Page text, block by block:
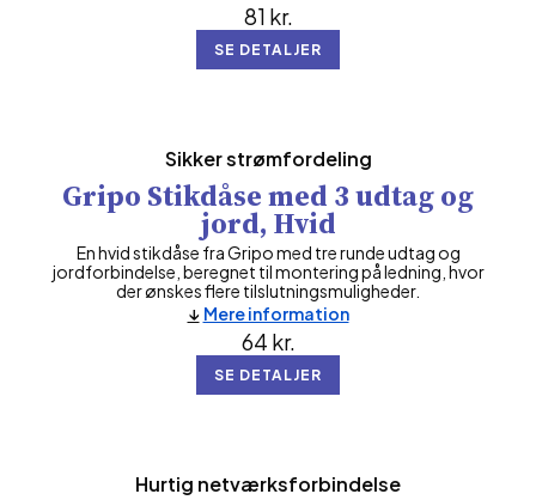
81 kr.
SE DETALJER
Sikker strømfordeling
Gripo Stikdåse med 3 udtag og
jord, Hvid
En hvid stikdåse fra Gripo med tre runde udtag og
jordforbindelse, beregnet til montering på ledning, hvor
der ønskes flere tilslutningsmuligheder.
64 kr.
SE DETALJER
Mere information
Hurtig netværksforbindelse